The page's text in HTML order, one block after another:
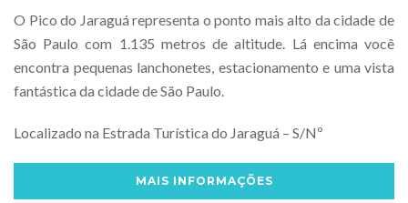
O Pico do Jaraguá representa o ponto mais alto da cidade de
São Paulo com 1.135 metros de altitude. Lá encima você
encontra pequenas lanchonetes, estacionamento e uma vista
fantástica da cidade de São Paulo.
Localizado na Estrada Turística do Jaraguá – S/Nº
MAIS INFORMAÇÕES